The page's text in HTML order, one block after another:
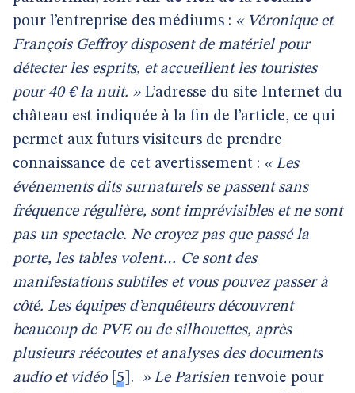
pour l’entreprise des médiums : « Véronique et
François Geffroy disposent de matériel pour
détecter les esprits, et accueillent les touristes
pour 40 € la nuit. »L’adresse du site Internet du
château est indiquée à la fin de l’article, ce qui
permet aux futurs visiteurs de prendre
connaissance de cet avertissement : « Les
événements dits surnaturels se passent sans
fréquence régulière, sont imprévisibles et ne sont
pas un spectacle. Ne croyez pas que passé la
porte, les tables volent… Ce sont des
manifestations subtiles et vous pouvez passer à
côté. Les équipes d’enquêteurs découvrent
beaucoup de PVE ou de silhouettes, après
plusieurs réécoutes et analyses des documents
audio et vidéo[ 5 . » Le Parisien renvoie pour